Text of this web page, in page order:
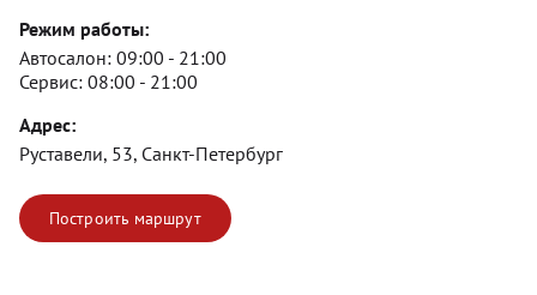
Режим работы:
Автосалон: 09:00 - 21:00
Сервис: 08:00 - 21:00
Адрес:
Руставели, 53, Санкт-Петербург
Построить маршрут